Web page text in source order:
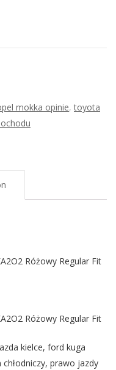
mokka opinie,toyota
Różowy Regular Fit
Różowy Regular Fit
kielce, ford kuga
prawo jazdy